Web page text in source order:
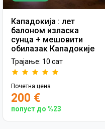
Кападокија : лет
балоном изласка
сунца + мешовити
обилазак Кападокије
Трајање: 10 сат
Почетна цена
200 €
попуст до %23